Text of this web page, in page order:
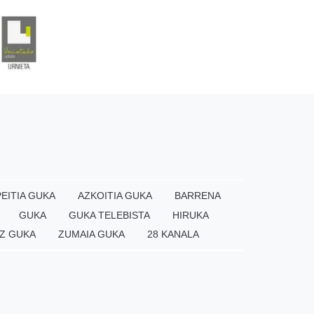
GUKA AZKOITIA GUKA
BARRENA
GUKA GUKA TELEBISTA
HIRUKA
GUKA ZUMAIA GUKA 28 KANALA